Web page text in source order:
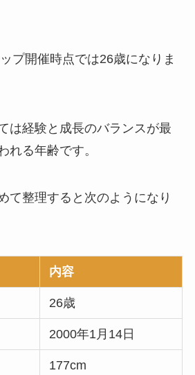
プ開催時点では26歳になりま
は経験と成長のバランスが最
れる年齢です。
て整理すると次のようになり
内容
26歳
2000年1月14日
177cm